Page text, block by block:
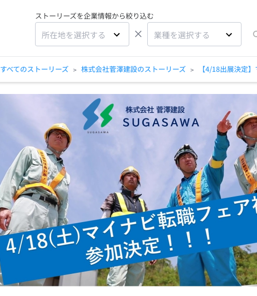
ストーリーズを企業情報から絞り込む
所在地を選択する × 業種を選択する
すべてのストーリーズ > 株式会社菅澤建設のストーリーズ > 【4/18出展決定